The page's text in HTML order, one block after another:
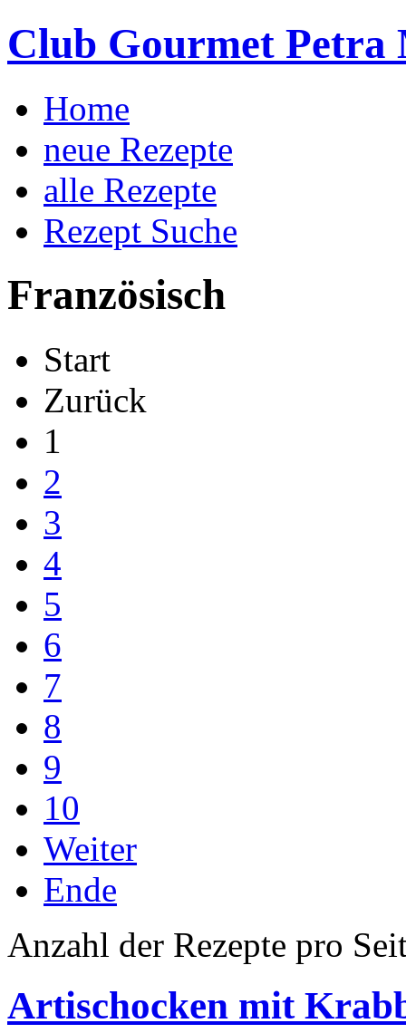
Club Gourmet Petra
Home
neue Rezepte
alle Rezepte
Rezept Suche
Französisch
Start
Zurück
1
2
3
4
5
6
7
8
9
10
Weiter
Ende
Anzahl der Rezepte pro
Artischocken mit